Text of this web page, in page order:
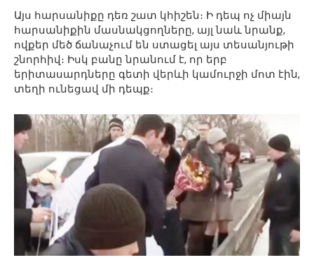
Այս հարսանիքը դեռ շատ կհիշեն։ Ի դեպ ոչ միայն
հարսանիքին մասնակցողները, այլ նաև նրանք,
ովքեր մեծ ճանաչում են ստացել այս տեսանյութի
շնորհիվ։ Իսկ բանը նրանում է, որ երբ
երիտասարդները գետի վերևի կամուրջի մոտ էին,
տեղի ունեցավ մի դեպք։